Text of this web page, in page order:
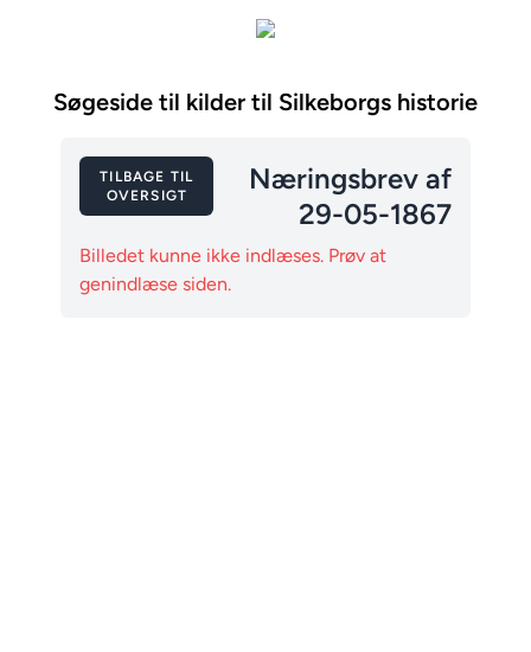
Søgeside til kilder til Silkeborgs historie
TILBAGE TIL
OVERSIGT
Næringsbrev af
29-05-1867
Billedet kunne ikke indlæses. Prøv at
genindlæse siden.